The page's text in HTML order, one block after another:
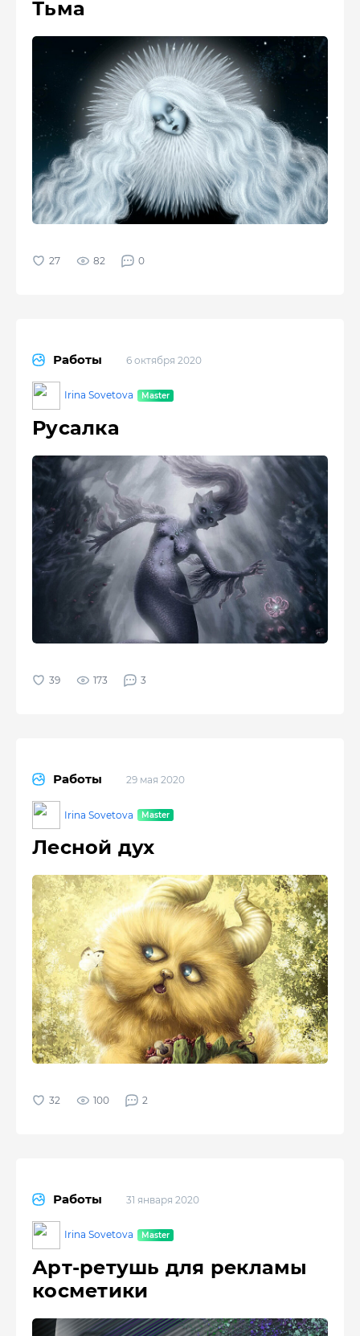
Тьма
82 0
Работы 6 октября 2020
Irina Sovetova
Русалка
173 3
Работы 29 мая 2020
Irina Sovetova
Лесной дух
100 2
Работы 31 января 2020
Irina Sovetova
Арт-ретушь для рекламы
косметики